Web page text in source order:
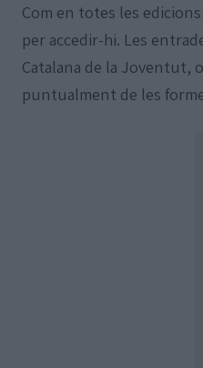
Com en totes les
per accedir-hi. Les
Catalana de la Joventut,
puntualment de les